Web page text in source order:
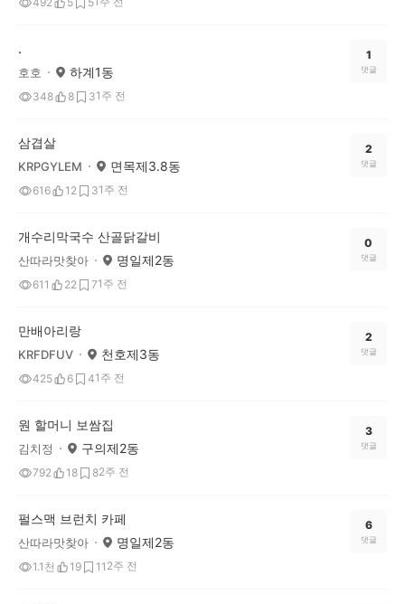
.
호호 하계1동
348 8 31주 전
1
댓글
삼겹살
KRPGYLEM 면목제3.8동
616 12 31주 전
2
댓글
개수리막국수 산골닭갈비
산따라맛찾아 명일제2동
611 22 71주 전
0
댓글
만배아리랑
KRFDFUV 천호제3동
425 6 41주 전
2
댓글
원 할머니 보쌈집
김치정 구의제2동
792 18 82주 전
3
댓글
펄스맥 브런치 카페
산따라맛찾아 명일제2동
1.1천 19 11 2주 전
6
댓글